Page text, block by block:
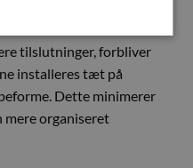
tilslutninger, forbliver
installeres tæt på
Dette minimerer
mere organiseret